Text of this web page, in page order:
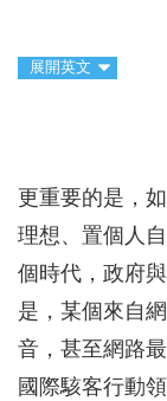
展開英文
更重要的是，
理想、置個人
個時代，政府
是，某個來自
音，甚至網路
國際駭客行動